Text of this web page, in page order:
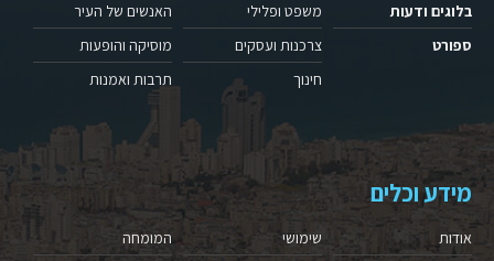
בלוגים ודעות
ספורט
משפט ופלילי
צרכנות ועסקים
חינוך
האנשים של העיר
מוסיקה והופעות
תרבות ואמנות
מידע וכלים
אודות
שימושי
המומחה